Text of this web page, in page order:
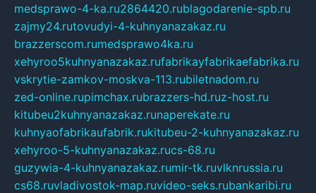
medsprawo-4-ka.ru2864420.rublagodarenie-spb.ru
zajmy24.rutovudyi-4-kuhnyanazakaz.ru
brazzerscom.rumedsprawo4ka.ru
xehyroo5kuhnyanazakaz.rufabrikayfabrikaefabrika.ru
vskrytie-zamkov-moskva-113.rubiletnadom.ru
zed-online.rupimchax.rubrazzers-hd.ruz-host.ru
kitubeu2kuhnyanazakaz.runaperekate.ru
kuhnyaofabrikaufabrik.rukitubeu-2-kuhnyanazakaz.ru
xehyroo-5-kuhnyanazakaz.rucs-68.ru
guzywia-4-kuhnyanazakaz.rumir-tk.ruvlknrussia.ru
cs68.ruvladivostok-map.ruvideo-seks.rubankaribi.ru